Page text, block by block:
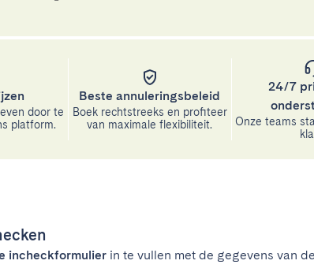
door te
platform.
Beste annuleringsbeleid
Boek rechtstreeks en profiteer
van maximale flexibiliteit.
24/7
Onze teams
incheckformulier in te vullen met de gegevens van